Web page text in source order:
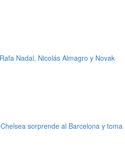
Nadal, Nicolás Almagro y Novak
sorprende al Barcelona y toma